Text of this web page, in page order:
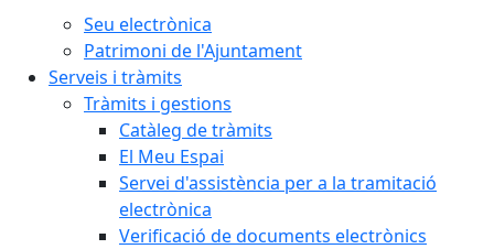
Seu electrònica
Patrimoni de l'Ajuntament
Serveis i tràmits
Tràmits i gestions
Catàleg de tràmits
El Meu Espai
Servei d'assistència per a la tramitació
electrònica
Verificació de documents electrònics